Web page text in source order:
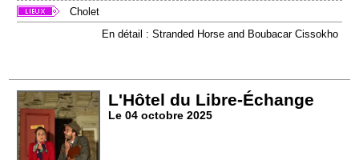
Cholet
En détail : Stranded Horse and Boubacar Cissokho
L'Hôtel du Libre-Échange
Le 04 octobre 2025